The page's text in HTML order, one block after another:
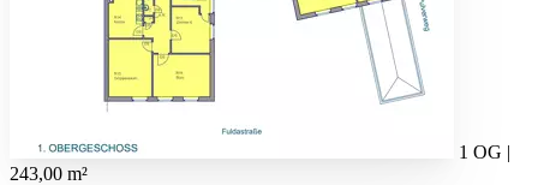
1 OG |
243,00 m²